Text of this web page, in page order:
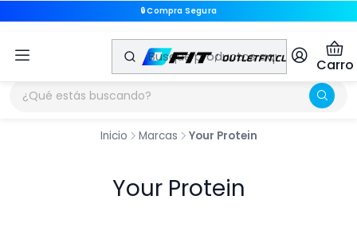
🔒 Compra Segura
Carro
Inicio Marcas Your Protein
Your Protein
🔒 Compra Segura